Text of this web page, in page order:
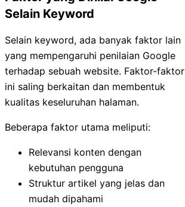
Selain Keyword
Selain keyword, ada banyak faktor lain
yang mempengaruhi penilaian Google
terhadap sebuah website. Faktor-faktor
ini saling berkaitan dan membentuk
kualitas keseluruhan halaman.
Beberapa faktor utama meliputi:
Relevansi konten dengan
kebutuhan pengguna
Struktur artikel yang jelas dan
mudah dipahami